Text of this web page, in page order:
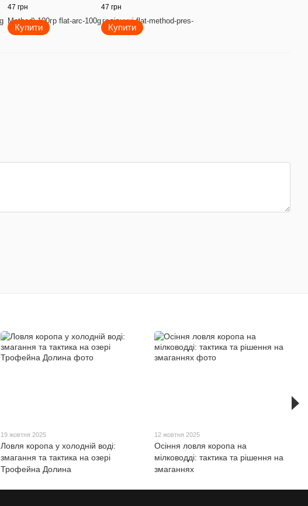
47 грн
Купити
47 грн
Купити
19 жовтня 2025
Ловля коропа у холодній воді:
змагання та тактика на озері
Трофейна Долина
12 жовтня 2025
Осіння ловля коропа на
мілководді: тактика та рішення на
змаганнях